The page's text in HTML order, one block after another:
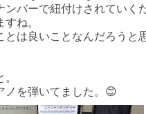
ンバーで紐付けされていく
ね。
は良いことなんだろうと
ノを弾いてました。😊